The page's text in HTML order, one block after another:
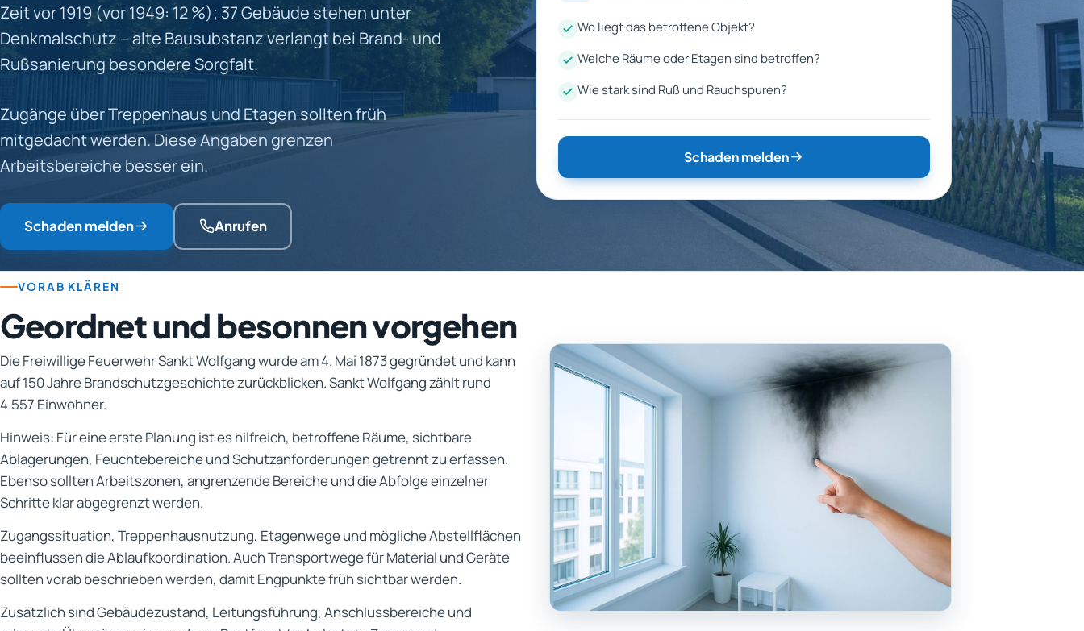
Zeit vor 1919 (vor 1949: 12 %); 37 Gebäude stehen unter
Denkmalschutz – alte Bausubstanz verlangt bei Brand- und
Rußsanierung besondere Sorgfalt.
Zugänge über Treppenhaus und Etagen sollten früh
mitgedacht werden. Diese Angaben grenzen
Arbeitsbereiche besser ein.
Schaden melden Anrufen
Wo liegt das betroffene Objekt?
Welche Räume oder Etagen sind betroffen?
Wie stark sind Ruß und Rauchspuren?
Schaden melden
VORAB KLÄREN
Geordnet und besonnen vorgehen
Die Freiwillige Feuerwehr Sankt Wolfgang wurde am 4. Mai 1873 gegründet und kann
auf 150 Jahre Brandschutzgeschichte zurückblicken. Sankt Wolfgang zählt rund
4.557 Einwohner.
Hinweis: Für eine erste Planung ist es hilfreich, betroffene Räume, sichtbare
Ablagerungen, Feuchtebereiche und Schutzanforderungen getrennt zu erfassen.
Ebenso sollten Arbeitszonen, angrenzende Bereiche und die Abfolge einzelner
Schritte klar abgegrenzt werden.
Zugangssituation, Treppenhausnutzung, Etagenwege und mögliche Abstellflächen
beeinflussen die Ablaufkoordination. Auch Transportwege für Material und Geräte
sollten vorab beschrieben werden, damit Engpunkte früh sichtbar werden.
Zusätzlich sind Gebäudezustand, Leitungsführung, Anschlussbereiche und